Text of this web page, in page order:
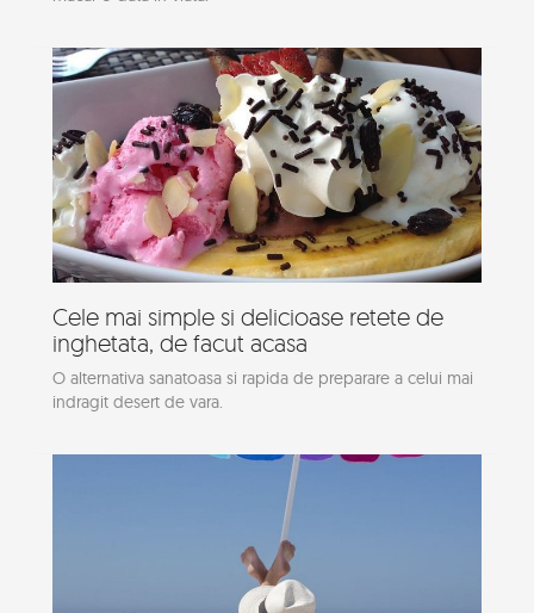
Cele mai simple si delicioase retete de
inghetata, de facut acasa
O alternativa sanatoasa si rapida de preparare a celui mai
indragit desert de vara.